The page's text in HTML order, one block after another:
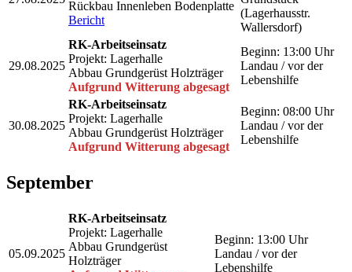
Rückbau Innenleben Bodenplatte
Bericht
(Lagerhausstr.
Wallersdorf)
29.08.2025
RK-Arbeitseinsatz
Projekt: Lagerhalle
Abbau Grundgerüst Holzträger
Aufgrund Witterung abgesagt
Beginn: 13:00 Uhr
Landau / vor der
Lebenshilfe
30.08.2025
RK-Arbeitseinsatz
Projekt: Lagerhalle
Abbau Grundgerüst Holzträger
Aufgrund Witterung abgesagt
Beginn: 08:00 Uhr
Landau / vor der
Lebenshilfe
September
05.09.2025
RK-Arbeitseinsatz
Projekt: Lagerhalle
Abbau Grundgerüst
Holzträger
Beginn: 13:00 Uhr
Landau / vor der
Lebenshilfe